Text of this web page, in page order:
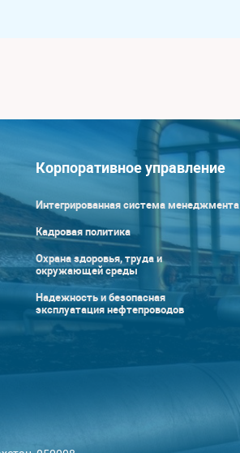
Корпоративное управление
Интегрированная система менеджмента
Кадровая политика
Охрана здоровья, труда и
окружающей среды
Надежность и безопасная
эксплуатация нефтепроводов